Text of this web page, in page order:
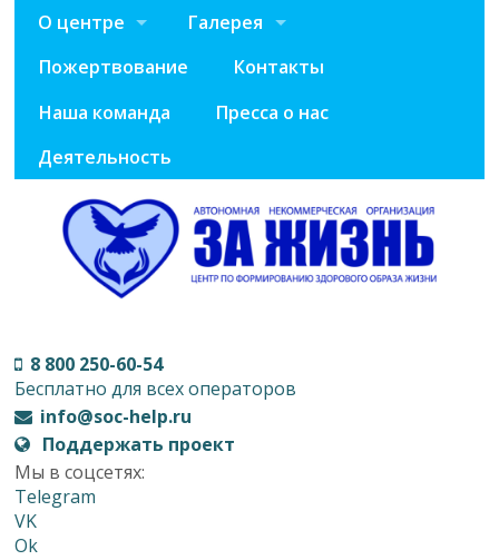
О центре
Галерея
Пожертвование
Контакты
Наша команда
Пресса о нас
Деятельность
8 800 250-60-54
Бесплатно для всех операторов
info@soc-help.ru
Поддержать проект
Мы в соцсетях:
Telegram
VK
Ok